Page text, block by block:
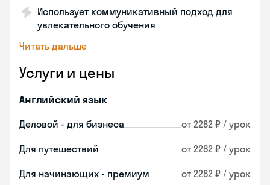
Использует коммуникативный подход для
увлекательного обучения
Читать дальше
Услуги и цены
Английский язык
Деловой - для бизнеса от 2282 ₽ / урок
Для путешествий от 2282 ₽ / урок
Для начинающих - премиум от 2282 ₽ / урок